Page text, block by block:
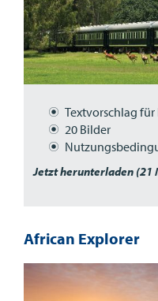
Textvorschlag
20 Bilder
Jetzt herunterladen (21
African Explorer